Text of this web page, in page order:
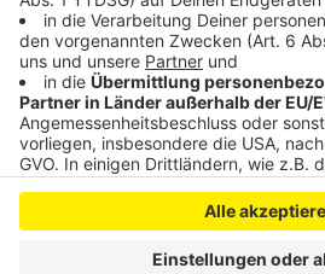
Anzeige
Anzeige